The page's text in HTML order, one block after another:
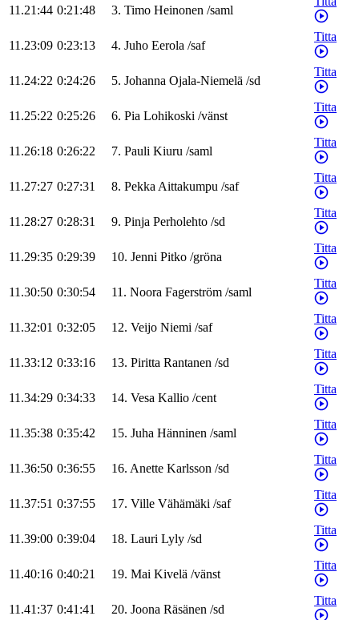
11.21:44 0:21:48 3. Timo Heinonen /saml
11.23:09 0:23:13 4. Juho Eerola /saf
Titta
11.24:22 0:24:26 5. Johanna Ojala-Niemelä /sd
Titta
11.25:22 0:25:26 6. Pia Lohikoski /vänst
Titta
11.26:18 0:26:22 7. Pauli Kiuru /saml
Titta
11.27:27 0:27:31 8. PekkaAittakumpu /saf
Titta
11.28:27 0:28:31 9. Pinja Perholehto /sd
Titta
11.29:35 0:29:39 10. Jenni Pitko /gröna
Titta
11.30:50 0:30:54 11. Noora Fagerström /saml
Titta
11.32:01 0:32:05 12. Veijo Niemi /saf
Titta
11.33:12 0:33:16 13. Piritta Rantanen /sd
Titta
11.34:29 0:34:33 14. Vesa Kallio /cent
Titta
11.35:38 0:35:42 15. Juha Hänninen /saml
Titta
11.36:50 0:36:55 16. Anette Karlsson /sd
Titta
11.37:51 0:37:55 17. Ville Vähämäki /saf
Titta
11.39:00 0:39:04 18. Lauri Lyly /sd
Titta
11.40:16 0:40:21 19. Mai Kivelä /vänst
Titta
11.41:37 0:41:41 20. Joona Räsänen /sd
Titta